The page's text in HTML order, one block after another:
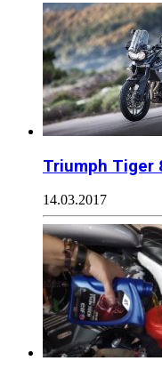
Triumph Tiger
14.03.2017